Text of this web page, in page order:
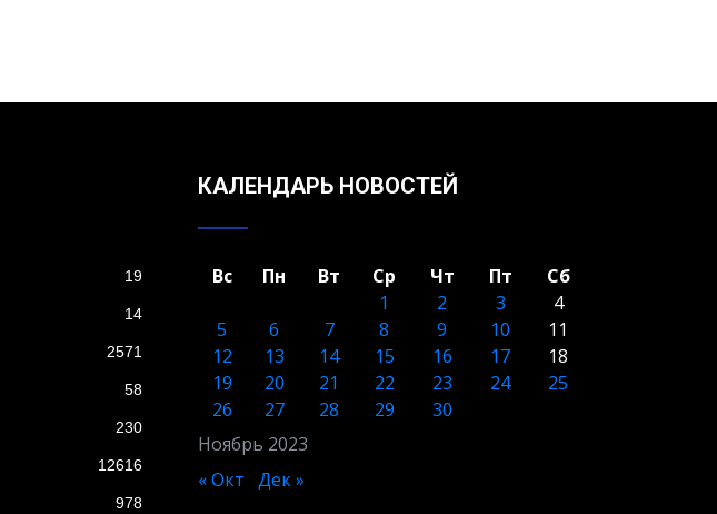
19
14
2571
58
230
12616
978
КАЛЕНДАРЬ НОВОСТЕЙ
Ноябрь 2023
Вс Пн Вт Ср Чт Пт
Сб
1
2 3
4
5
6 7 8 9 10
11
12
13 14 15 16 17
18
19
20 21 22 23 24
25
26
27 28 29 30
« Окт Дек »